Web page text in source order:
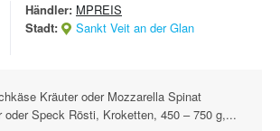
Händler: MPREIS
Stadt:
Sankt Veit an der Glan
Kräuter oder Mozzarella Spinat
oder Speck Rösti, Kroketten, 450 – 750 g,...